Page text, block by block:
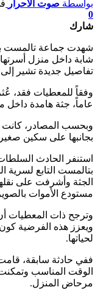
بواسطة صوت الأحرار
0
شارك
شهدت جماعة تالمست
شابة داخل منزل
تفاصيل جديدة تشير إلى
عاماً، جثة هامدة داخل
وبحسب المصادر، كانت
بجانبها على سكين
استنفر الحادث
بتالمست التابع لسرية
الجثة وأشرفت على
مستودع الأموات
وترجح ذات المعطيات
ويعزز هذه الفرضية
لحياتها.
ففي حادثة سابقة،
الوقت المناسب
مرحاض المنزل.